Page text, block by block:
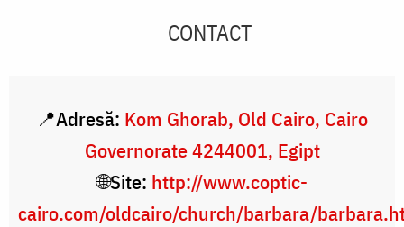
CONTACT
📍Adresă: Kom Ghorab, Old Cairo, Cairo
Governorate 4244001, Egipt
🌐Site: http://www.coptic-
cairo.com/oldcairo/church/barbara/